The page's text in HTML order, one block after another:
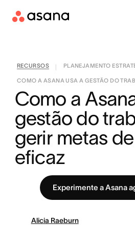
RECURSOS PLANEJAMENTO
COMO A ASANA USA A GESTÃO DO
Como a
gestão do
gerir metas
eficaz
Experimente a Asana
Alicia Raeburn